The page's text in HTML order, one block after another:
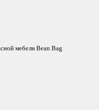
мебели Bean Bag